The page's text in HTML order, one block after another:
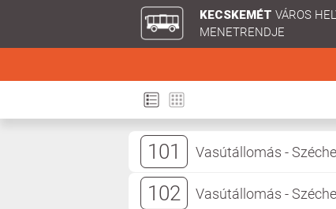
KECSKEMÉT VÁROS
MENETRENDJE
close
101 Vasútállomás -
102 Vasútállomás -